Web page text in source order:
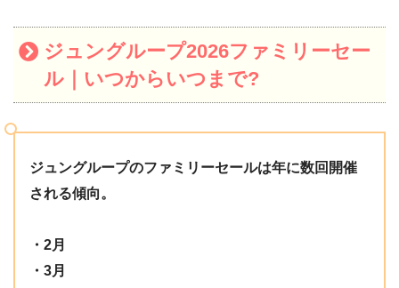
ジュングループ2026ファミリーセー
ル｜いつからいつまで?
ジュングループのファミリーセールは年に数回開催
される傾向。
・2月
・3月